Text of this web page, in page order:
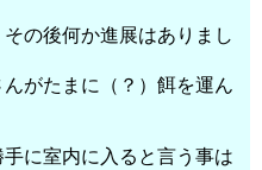
の後何か進展はありまし
がたまに（？）餌を運ん
に室内に入ると言う事は